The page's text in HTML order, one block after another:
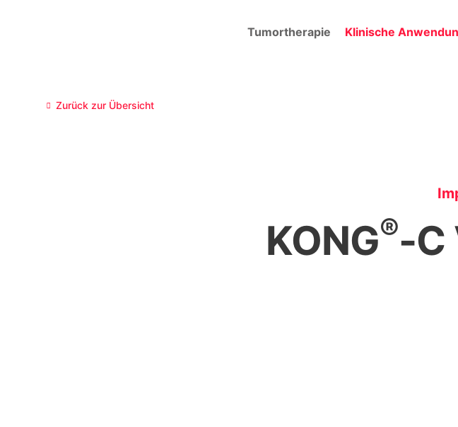
Tumortherapie Klinische
Zurück zur Übersicht
KONG®-C